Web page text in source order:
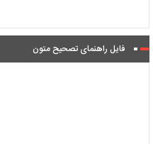
فایل راهنمای تصحیح متون